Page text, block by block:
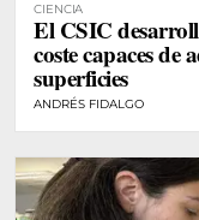
CIENCIA
El CSIC
coste capaces de
superficies
ANDRÉS FIDALGO